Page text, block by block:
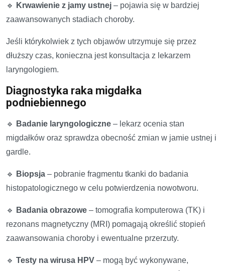
🔹 Krwawienie z jamy ustnej – pojawia się w bardziej
zaawansowanych stadiach choroby.
Jeśli którykolwiek z tych objawów utrzymuje się przez
dłuższy czas, konieczna jest konsultacja z lekarzem
laryngologiem.
Diagnostyka raka migdałka
podniebiennego
🔹 Badanie laryngologiczne – lekarz ocenia stan
migdałków oraz sprawdza obecność zmian w jamie ustnej i
gardle.
🔹 Biopsja – pobranie fragmentu tkanki do badania
histopatologicznego w celu potwierdzenia nowotworu.
🔹 Badania obrazowe – tomografia komputerowa (TK) i
rezonans magnetyczny (MRI) pomagają określić stopień
zaawansowania choroby i ewentualne przerzuty.
🔹 Testy na wirusa HPV – mogą być wykonywane,